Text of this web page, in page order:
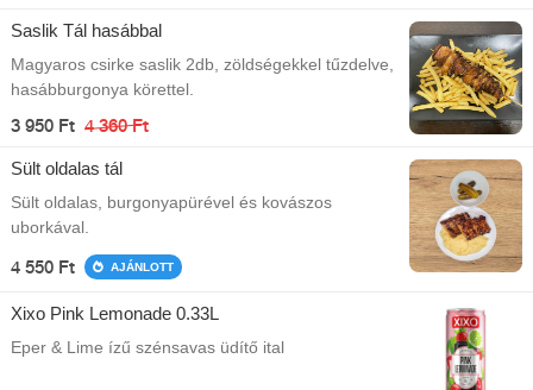
Saslik Tál hasábbal
Magyaros csirke saslik 2db, zöldségekkel tűzdelve,
hasábburgonya körettel.
3 950 Ft 4 360 Ft
Sült oldalas tál
Sült oldalas, burgonyapürével és kovászos
uborkával.
4 550 Ft AJÁNLOTT
Xixo Pink Lemonade 0.33L
Eper & Lime ízű szénsavas üdítő ital